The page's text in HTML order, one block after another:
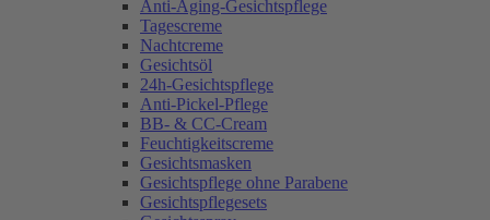
Anti-Aging-Gesichtspflege
Tagescreme
Nachtcreme
Gesichtsöl
24h-Gesichtspflege
Anti-Pickel-Pflege
BB- & CC-Cream
Feuchtigkeitscreme
Gesichtsmasken
Gesichtspflege ohne Parabene
Gesichtspflegesets